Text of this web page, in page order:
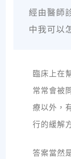
經由醫師
中我可以
臨床上在
常常會被
療以外，
行的緩解
答案當然